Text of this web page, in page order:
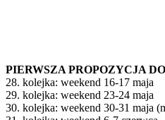
PIERWSZA PROPOZYCJA
28. kolejka: weekend 16-17 maja
29. kolejka: weekend 23-24 maja
30. kolejka: weekend 30-31 maja